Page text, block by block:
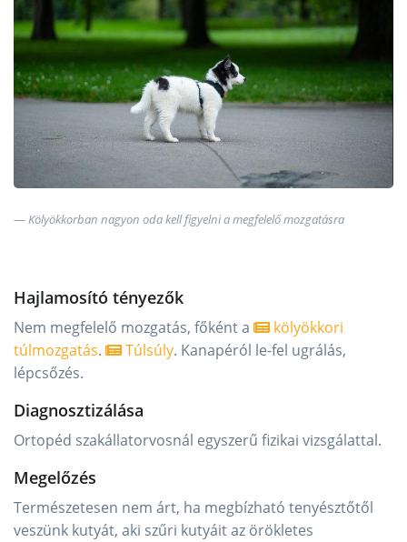
Kölyökkorban nagyon oda kell figyelni a megfelelő mozgatásra
Hajlamosító tényezők
Nem megfelelő mozgatás, főként a
kölyökkori
túlmozgatás. Túlsúly. Kanapéról le-fel ugrálás,
lépcsőzés.
Diagnosztizálása
Ortopéd szakállatorvosnál egyszerű fizikai vizsgálattal.
Megelőzés
Természetesen nem árt, ha megbízható tenyésztőtől
veszünk kutyát, aki szűri kutyáit az örökletes